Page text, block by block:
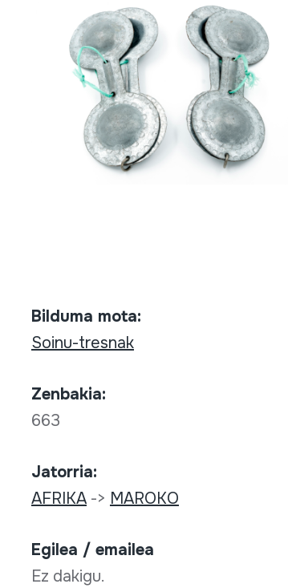
Bilduma mota:
Soinu-tresnak
Zenbakia:
663
Jatorria:
AFRIKA-> MAROKO
Egilea / emailea
Ez dakigu.